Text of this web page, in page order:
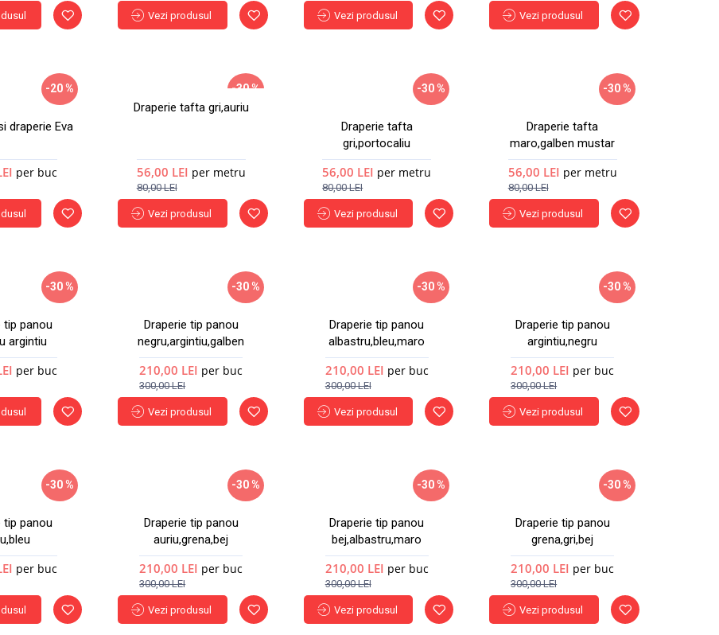
Vezi produsul Vezi produsul Vezi produsul
-20 %
draperie Eva
per buc
-30 %
Draperie tafta gri,auriu
56,00 LEI per metru
80,00 LEI
Vezi produsul
-30 %
Draperie tafta
gri,portocaliu
56,00 LEI per metru
80,00 LEI
Vezi produsul
-30 %
Draperie tafta
maro,galben mustar
56,00 LEI per metru
80,00 LEI
Vezi produsul
-30 %
tip panou
argintiu
per buc
-30 %
Draperie tip panou
negru,argintiu,galben
210,00 LEI per buc
300,00 LEI
Vezi produsul
-30 %
Draperie tip panou
albastru,bleu,maro
210,00 LEI per buc
300,00 LEI
Vezi produsul
-30 %
Draperie tip panou
argintiu,negru
210,00 LEI per buc
300,00 LEI
Vezi produsul
-30 %
tip panou
per buc
-30 %
Draperie tip panou
auriu,grena,bej
210,00 LEI per buc
300,00 LEI
Vezi produsul
-30 %
Draperie tip panou
bej,albastru,maro
210,00 LEI per buc
300,00 LEI
Vezi produsul
-30 %
Draperie tip panou
grena,gri,bej
210,00 LEI per buc
300,00 LEI
Vezi produsul